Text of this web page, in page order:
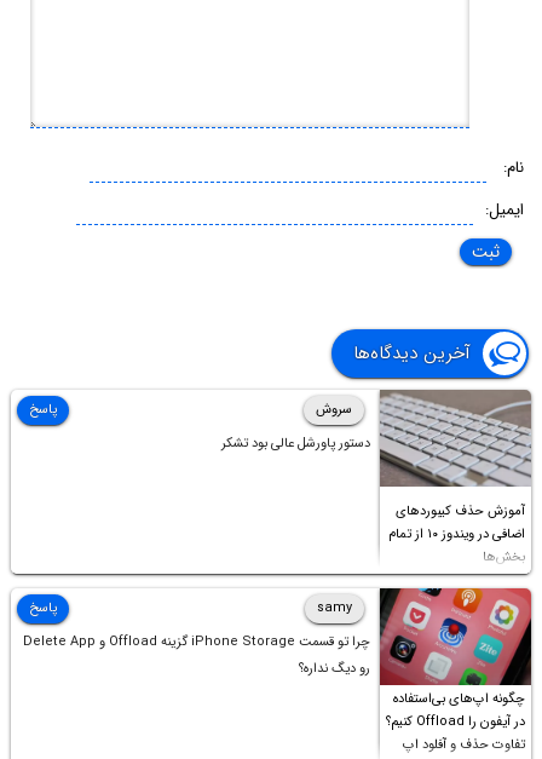
نام:
ایمیل:
آخرین دیدگاه‌ها
آموزش حذف کیبوردهای
اضافی در ویندوز ۱۰ از تمام
بخش‌ها
سروش
دستور پاورشل عالی بود تشکر
پاسخ
چگونه اپ‌های بی‌استفاده
در آیفون را Offload کنیم؟
تفاوت حذف و آفلود اپ
samy
چرا تو قسمت iPhone Storage گزینه Offload و Delete App
رو دیگ نداره؟
پاسخ